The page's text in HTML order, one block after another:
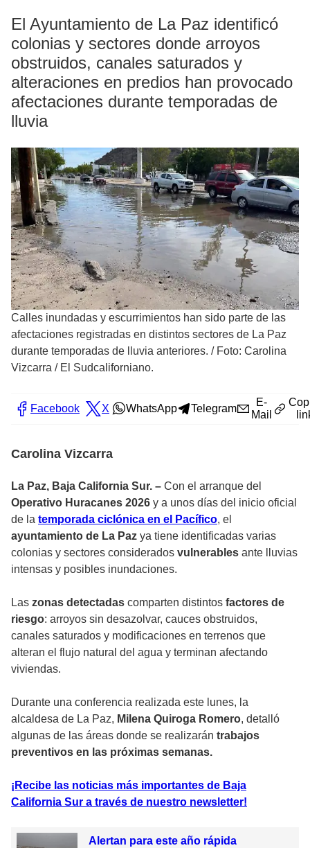
El Ayuntamiento de La Paz identificó
colonias y sectores donde arroyos
obstruidos, canales saturados y
alteraciones en predios han provocado
afectaciones durante temporadas de
lluvia
Calles inundadas y escurrimientos han sido parte de las
afectaciones registradas en distintos sectores de La Paz
durante temporadas de lluvia anteriores. / Foto: Carolina
Vizcarra / El Sudcaliforniano.
Facebook X WhatsApp Telegram
E-
Mail
Carolina Vizcarra
La Paz, Baja California Sur. – Con el arranque del
Operativo Huracanes 2026 y a unos días del inicio oficial
de la temporada ciclónica en el Pacífico, el
ayuntamiento de La Paz ya tiene identificadas varias
colonias y sectores considerados vulnerables ante lluvias
intensas y posibles inundaciones.
Las zonas detectadas comparten distintos factores de
riesgo: arroyos sin desazolvar, cauces obstruidos,
canales saturados y modificaciones en terrenos que
alteran el flujo natural del agua y terminan afectando
viviendas.
Durante una conferencia realizada este lunes, la
alcaldesa de La Paz, Milena Quiroga Romero, detalló
algunas de las áreas donde se realizarán trabajos
preventivos en las próximas semanas.
¡Recibe las noticias más importantes de Baja
California Sur a través de nuestro newsletter!
Alertan para este año rápida